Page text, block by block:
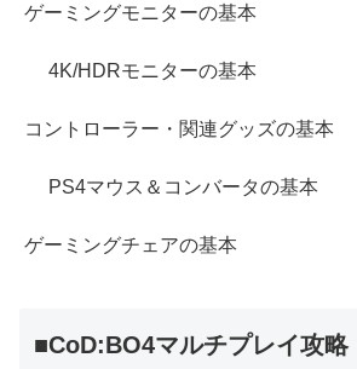
ゲーミングモニターの基本
4K/HDRモニターの基本
コントローラー・関連グッズの基本
PS4マウス＆コンバータの基本
ゲーミングチェアの基本
■CoD:BO4マルチプレイ攻略